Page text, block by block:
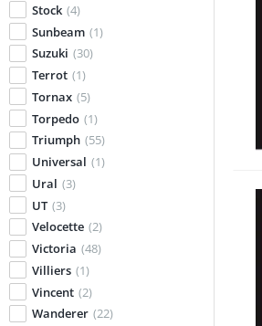
Stock (4)
Sunbeam (1)
Suzuki (30)
Terrot (1)
Tornax (5)
Torpedo (1)
Triumph (55)
Universal (1)
Ural (3)
UT (3)
Velocette (2)
Victoria (48)
Villiers (1)
Vincent (2)
Wanderer (22)